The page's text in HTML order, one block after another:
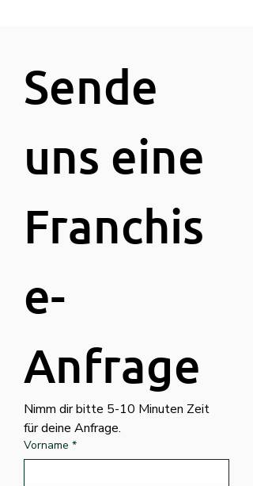
Sende
uns eine
Franchis
e-
Anfrage
Nimm dir bitte 5-10 Minuten Zeit
für deine Anfrage.
Vorname *